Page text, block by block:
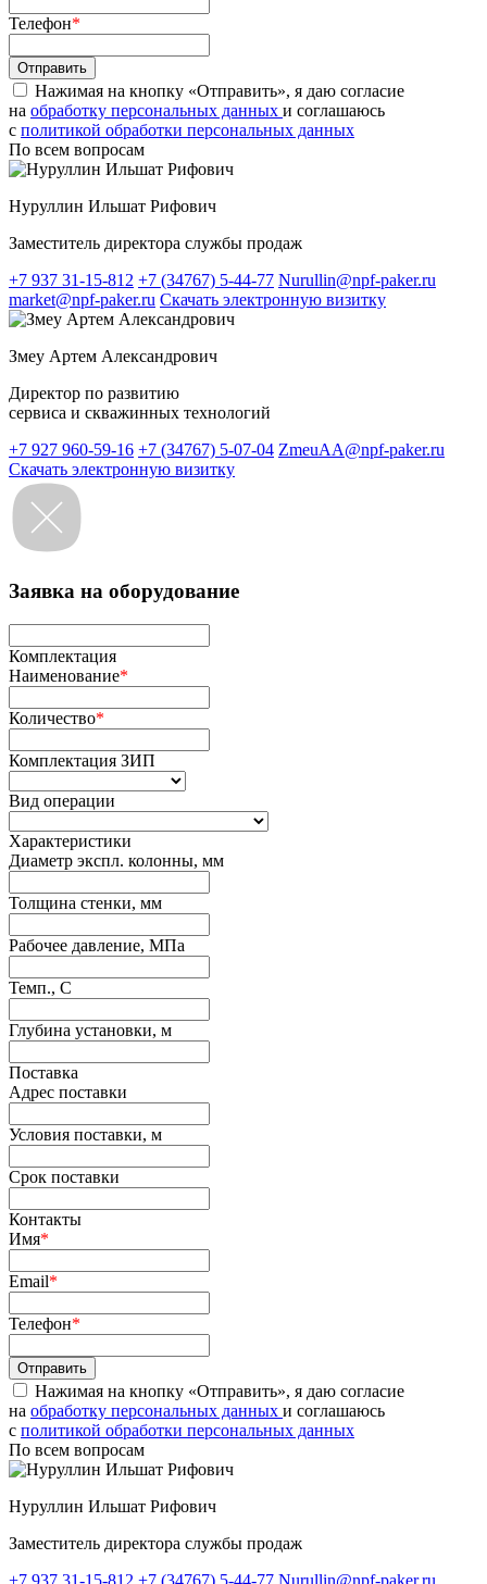
Телефон*
Нажимая на кнопку «Отправить», я даю согласие
на обработку персональных данных и соглашаюсь
c политикой обработки персональных данных
По всем вопросам
Нуруллин Ильшат Рифович
Заместитель директора службы продаж
+7 937 31-15-812 +7 (34767) 5-44-77 Nurullin@npf-paker.ru
market@npf-paker.ru Скачать электронную визитку
Змеу Артем Александрович
Директор по развитию
сервиса и скважинных технологий
+7 927 960-59-16 +7 (34767) 5-07-04 ZmeuAA@npf-paker.ru
Скачать электронную визитку
Заявка на оборудование
Комплектация
Наименование*
Количество*
Комплектация ЗИП
Вид операции
Характеристики
Диаметр экспл. колонны, мм
Толщина стенки, мм
Рабочее давление, МПа
Темп., С
Глубина установки, м
Поставка
Адрес поставки
Условия поставки, м
Срок поставки
Контакты
Имя*
Email*
Телефон*
Нажимая на кнопку «Отправить», я даю согласие
на обработку персональных данных и соглашаюсь
c политикой обработки персональных данных
По всем вопросам
Нуруллин Ильшат Рифович
Заместитель директора службы продаж
+7 937 31-15-812 +7 (34767) 5-44-77 Nurullin@npf-paker.ru